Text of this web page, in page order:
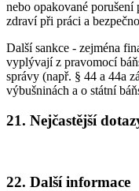
nebo opakované porušení
zdraví při práci a
Další sankce - zejména
vyplývají z pravomocí
správy (např. § 44 a 44a
výbušninách a o státní
21. Nejčastější
22. Další informace